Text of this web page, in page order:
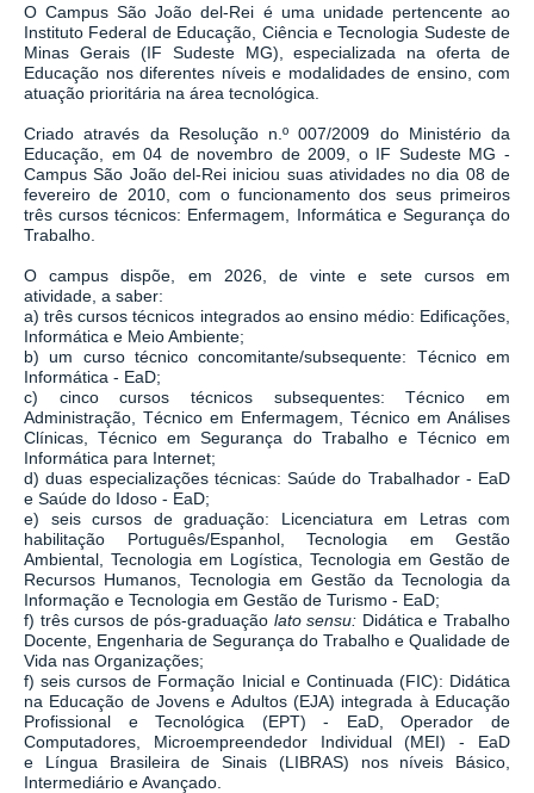
O Campus São João del-Rei é uma unidade pertencente ao
Instituto Federal de Educação, Ciência e Tecnologia Sudeste de
Minas Gerais (IF Sudeste MG), especializada na oferta de
Educação nos diferentes níveis e modalidades de ensino, com
atuação prioritária na área tecnológica.
Criado através da Resolução n.º 007/2009 do Ministério da
Educação, em 04 de novembro de 2009, o IF Sudeste MG -
Campus São João del-Rei iniciou suas atividades no dia 08 de
fevereiro de 2010, com o funcionamento dos seus primeiros
três cursos técnicos: Enfermagem, Informática e Segurança do
Trabalho.
O campus dispõe, em 2026, de vinte e sete cursos em
atividade, a saber:
a) três cursos técnicos integrados ao ensino médio: Edificações,
Informática e Meio Ambiente;
b) um curso técnico concomitante/subsequente: Técnico em
Informática - EaD;
c) cinco cursos técnicos subsequentes: Técnico em
Administração, Técnico em Enfermagem, Técnico em Análises
Clínicas, Técnico em Segurança do Trabalho e Técnico em
Informática para Internet;
d) duas especializações técnicas: Saúde do Trabalhador - EaD
e Saúde do Idoso - EaD;
e) seis cursos de graduação: Licenciatura em Letras com
habilitação Português/Espanhol, Tecnologia em Gestão
Ambiental, Tecnologia em Logística, Tecnologia em Gestão de
Recursos Humanos, Tecnologia em Gestão da Tecnologia da
Informação e Tecnologia em Gestão de Turismo - EaD;
f) três cursos de pós-graduação lato sensu: Didática e Trabalho
Docente, Engenharia de Segurança do Trabalho e Qualidade de
Vida nas Organizações;
f) seis cursos de Formação Inicial e Continuada (FIC): Didática
na Educação de Jovens e Adultos (EJA) integrada à Educação
Profissional e Tecnológica (EPT) - EaD, Operador de
Computadores, Microempreendedor Individual (MEI) - EaD
e Língua Brasileira de Sinais (LIBRAS) nos níveis Básico,
Intermediário e Avançado.